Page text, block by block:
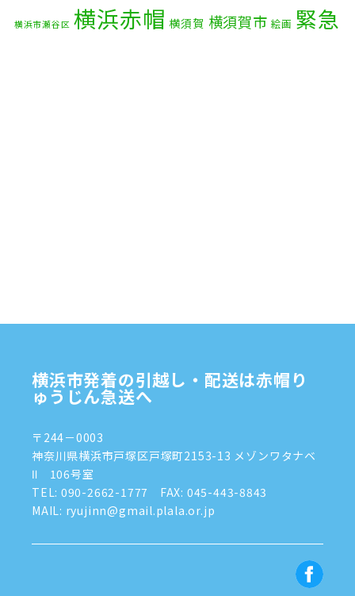
2025年7月(6)
2024年9月(2)
2024年7月
(8)
2024年5月(2)
2024年4月
2024年3月(8)
2024年1月(3)
横浜市瀬谷区 横浜赤帽 横須賀 横須賀市 絵画 緊急
横浜市発着の引越し・配送は赤帽り
ゅうじん急送へ
〒244－0003
神奈川県横浜市戸塚区戸塚町2153-13 メゾンワタナベ
Ⅱ 106号室
TEL: 090-2662-1777
FAX: 045-443-8843
MAIL: ryujinn@gmail.plala.or.jp